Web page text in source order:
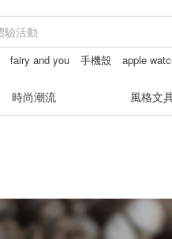
fairy and you 手機殼 apple
時尚潮流 風格文